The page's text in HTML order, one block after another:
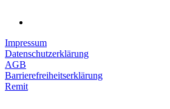
Impressum
Datenschutzerklärung
AGB
Barrierefreiheitserklärung
Remit